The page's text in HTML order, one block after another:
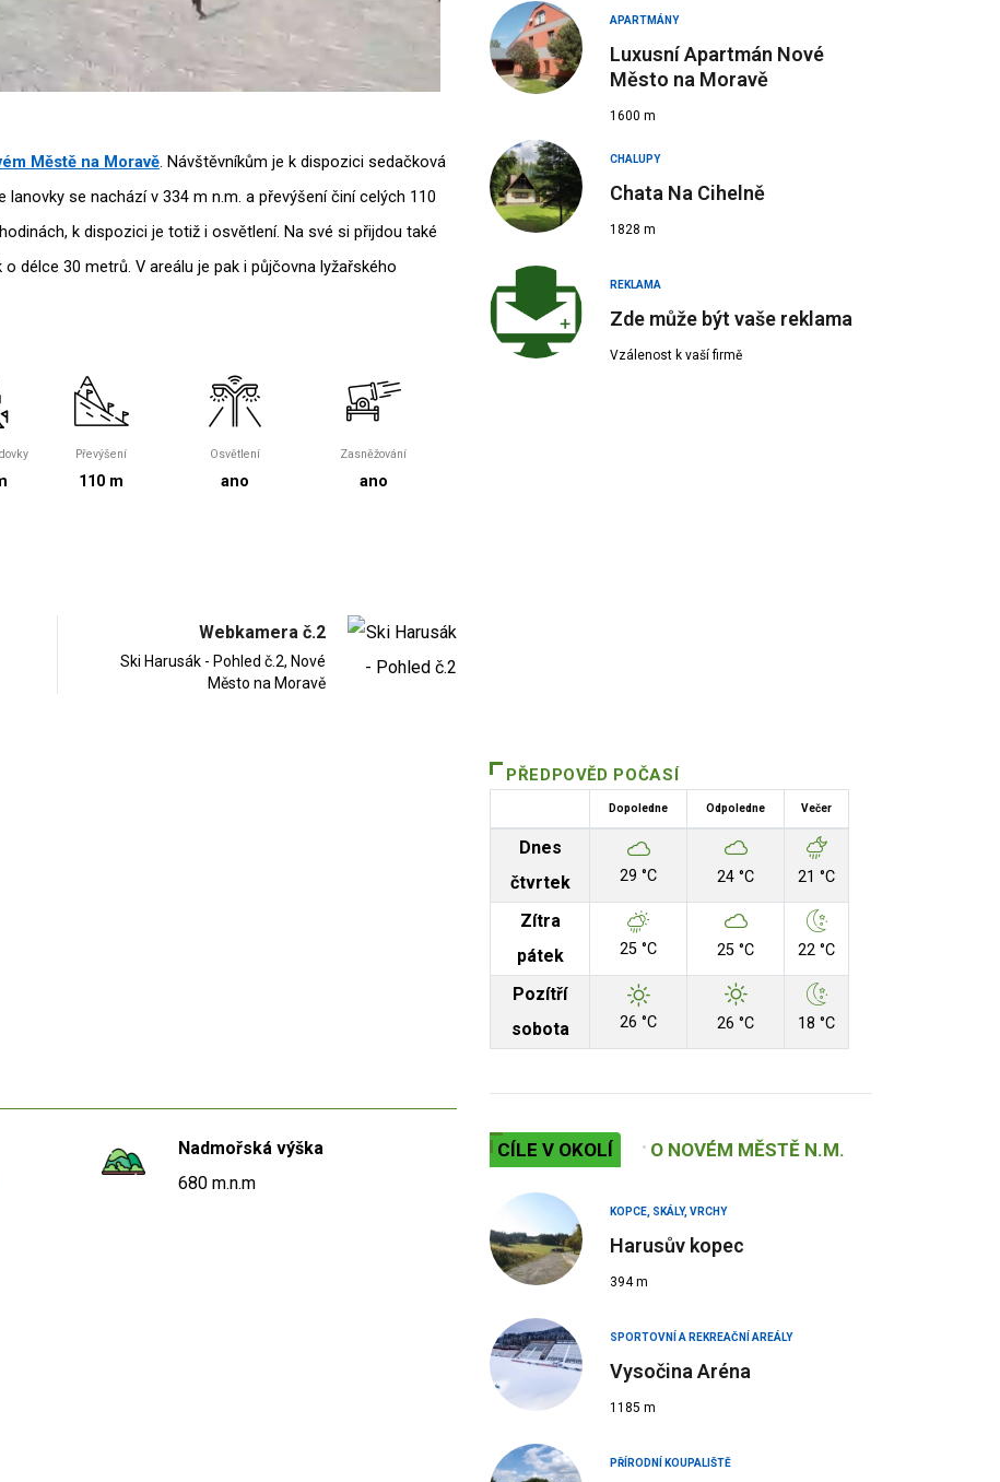
Městě na Moravě. Návštěvníkům je k dispozici sedačková
se nachází v 334 m n.m. a převýšení činí celých 110
k dispozici je totiž i osvětlení. Na své si přijdou také
délce 30 metrů. V areálu je pak i půjčovna lyžařského
Převýšení
110 m
Osvětlení
ano
Zasněžování
ano
Webkamera č.2
Ski Harusák - Pohled č.2, Nové
Město na Moravě
Nadmořská výška
680 m.n.m
APARTMÁNY
Luxusní Apartmán Nové
Město na Moravě
1600 m
CHALUPY
Chata Na Cihelně
1828 m
REKLAMA
Zde může být vaše reklama
Vzálenost k vaší firmě
PŘEDPOVĚD POČASÍ
Dopoledne Odpoledne Večer
Dnes
čtvrtek
29 °C 24 °C 21 °C
Zítra
pátek
25 °C 25 °C 22 °C
Pozítří
sobota
26 °C 26 °C 18 °C
CÍLE V OKOLÍ O NOVÉM MĚSTĚ N.M.
KOPCE, SKÁLY, VRCHY
Harusův kopec
394 m
SPORTOVNÍ A REKREAČNÍ AREÁLY
Vysočina Aréna
1185 m
PŘÍRODNÍ KOUPALIŠTĚ